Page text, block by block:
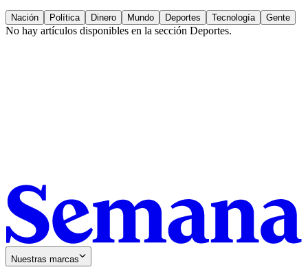
Nación Política Dinero Mundo Deportes Tecnología Gente
No hay artículos disponibles en la sección Deportes.
Nuestras marcas